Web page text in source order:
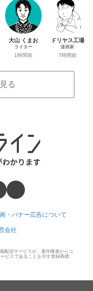
大山 くまお
ライター
1時間前
ドリヤス工場
漫画家
7時間前
る
・バナー広告について
会社
配信サービスが、著作権者からコ
ビスであることを示す登録商標